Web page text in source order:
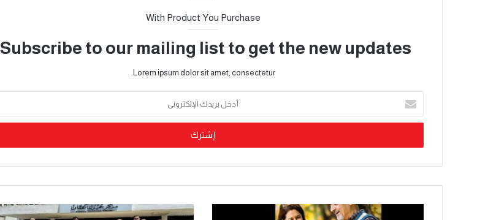
With Product You Purchase
Subscribe to our mailing list to get the new updates!
Lorem ipsum dolor sit amet, consectetur.